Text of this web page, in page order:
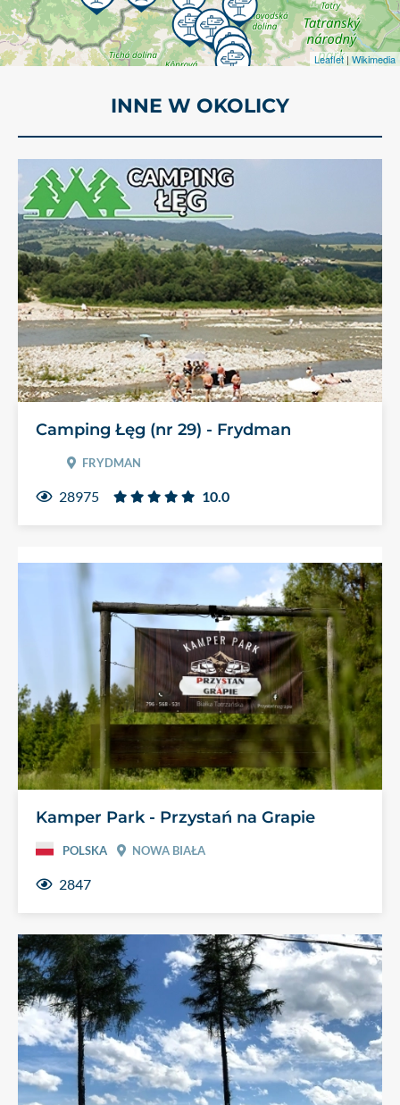
Leaflet| Wikimedia
INNE W OKOLICY
Camping Łęg (nr 29) - Frydman
FRYDMAN
28975 10.0
Kamper Park - Przystań na Grapie
POLSKA NOWA BIAŁA
2847